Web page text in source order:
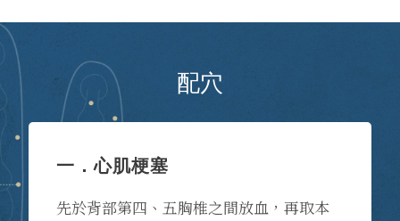
配穴
一．心肌梗塞
先於背部第四、五胸椎之間放血，再取本